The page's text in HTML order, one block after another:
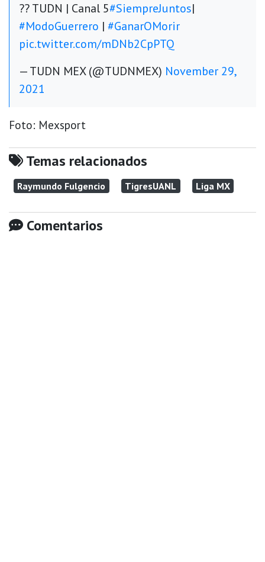
?? TUDN | Canal 5#SiempreJuntos|
#ModoGuerrero | #GanarOMorir
pic.twitter.com/mDNb2CpPTQ
— TUDN MEX (@TUDNMEX) November 29,
2021
Foto: Mexsport
Temas relacionados
Raymundo Fulgencio TigresUANL Liga MX
Comentarios